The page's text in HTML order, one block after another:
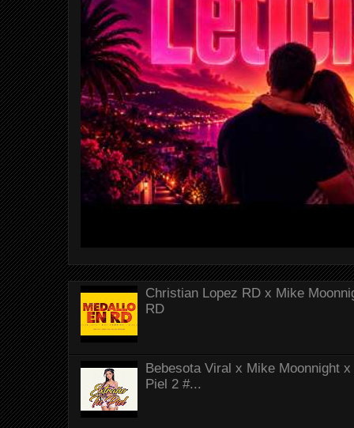
Christian Lopez RD x Mike
RD
Bebesota Viral x Mike Moonnight
Piel 2 #...